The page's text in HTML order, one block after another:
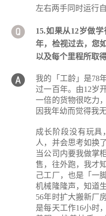
左右两手同时运行自
15.如果从12岁做
年，检视过去，您
以及每个里程所取
我的「工龄」是78
过一百年。由12岁
一倍的货物很吃力
因我年幼而觉得我无
成长阶段没有玩具
人，并会思考如换
当公司内要我做掌
售，往外跑，我才
己工厂，也是「一
机械隆隆声，知道
56年时扩大搬新厂
是每天工作16小时